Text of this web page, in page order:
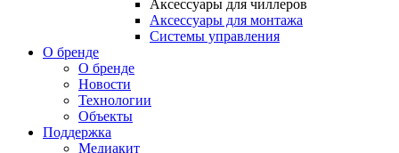
Аксессуары для чиллеров
Аксессуары для монтажа
Системы управления
О бренде
О бренде
Новости
Технологии
Объекты
Поддержка
Медиакит